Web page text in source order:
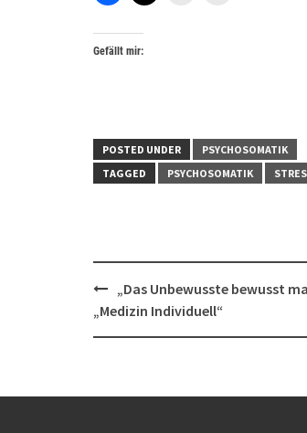
Gefällt mir:
POSTED UNDER
PSYCHOSOMATIK
TAGGED
PSYCHOSOMATIK
Post
navigation
„Das Unbewusste bewusst
„Medizin Individuell“